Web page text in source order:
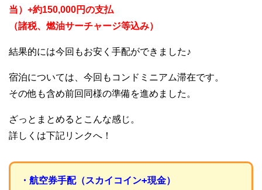
当）+約150,000円の支払
（諸税、燃油サーチャージ等込み）
結果的には今回もお安く手配ができました♪
宿泊については、今回もコンドミニアム滞在です。
その他も含め前回同様の準備を進めました。
ざっとまとめるとこんな感じ。
詳しくは下記リンクへ！
・航空券手配（スカイコイン+現金）